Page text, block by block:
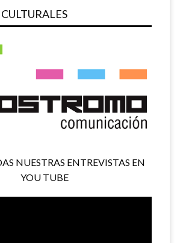
NUESTRAS ENTREVISTAS EN
YOU TUBE